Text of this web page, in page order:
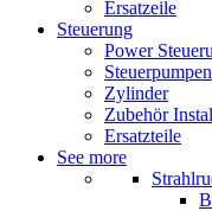
Ersatzeile
Steuerung
Power
Steuerpumpen
Zylinder
Zubehör
Ersatzteile
See more